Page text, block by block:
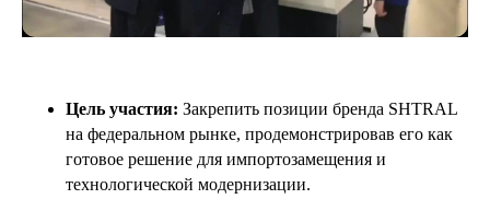
Цель участия: Закрепить позиции бренда SHTRAL
на федеральном рынке, продемонстрировав его как
готовое решение для импортозамещения и
технологической модернизации.